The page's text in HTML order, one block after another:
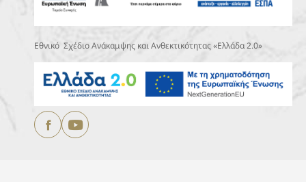
Εθνικό Σχέδιο Ανάκαμψης και Ανθεκτικότητας «Ελλάδα 2.0»